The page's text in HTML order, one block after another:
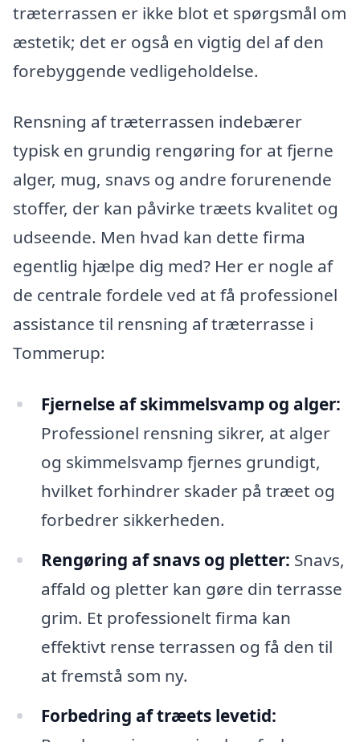
træterrassen er ikke blot et spørgsmål om
æstetik; det er også en vigtig del af den
forebyggende vedligeholdelse.
Rensning af træterrassen indebærer
typisk en grundig rengøring for at fjerne
alger, mug, snavs og andre forurenende
stoffer, der kan påvirke træets kvalitet og
udseende. Men hvad kan dette firma
egentlig hjælpe dig med? Her er nogle af
de centrale fordele ved at få professionel
assistance til rensning af træterrasse i
Tommerup:
Fjernelse af skimmelsvamp og alger:
Professionel rensning sikrer, at alger
og skimmelsvamp fjernes grundigt,
hvilket forhindrer skader på træet og
forbedrer sikkerheden.
Rengøring af snavs og pletter: Snavs,
affald og pletter kan gøre din terrasse
grim. Et professionelt firma kan
effektivt rense terrassen og få den til
at fremstå som ny.
Forbedring af træets levetid: